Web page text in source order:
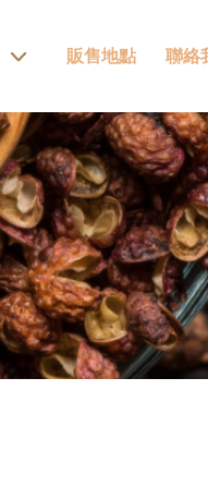
販售地點 聯絡